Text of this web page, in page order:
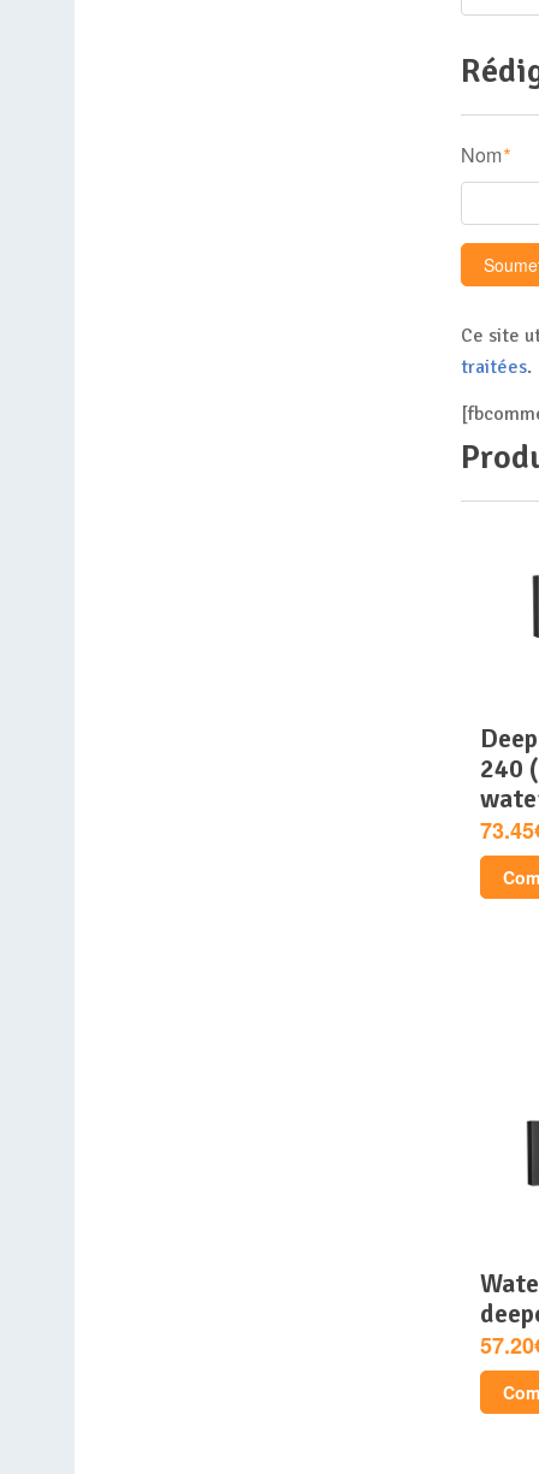
Nom *
Ce site
traitées.
deepcool – mystique
240
watercooling aio –